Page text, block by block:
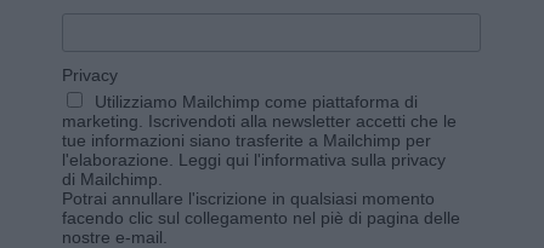
Privacy
Utilizziamo Mailchimp come piattaforma di
marketing. Iscrivendoti alla newsletter accetti che le
tue informazioni siano trasferite a Mailchimp per
l'elaborazione. Leggi qui l'informativa sulla privacy
di Mailchimp
Potrai annullare l'iscrizione in qualsiasi momento
facendo clic sul collegamento nel piè di pagina delle
nostre e-mail.